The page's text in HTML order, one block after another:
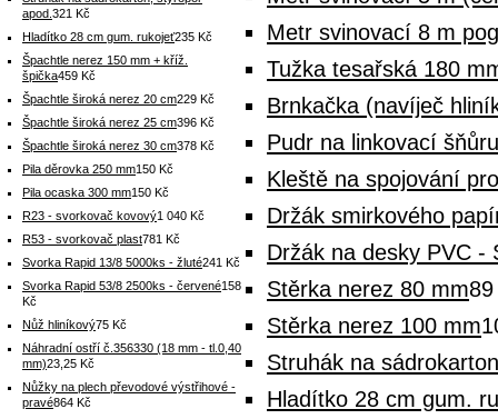
Metr svinovací 8 m
Tužka tesařská 180
Brnkačka (navíječ
Pudr na linkovací
Kleště na spojování
Držák smirkového
Držák na desky PVC -
Stěrka nerez 80 mm
Stěrka nerez 100 mm
Struhák na
Hladítko 28 cm gum.
apod. 321 Kč
Hladítko 28 cm gum. rukojeť235 Kč
Špachtle nerez 150 mm + kříž.
špička459 Kč
Špachtle široká nerez 20 cm229 Kč
Špachtle široká nerez 25 cm396 Kč
Špachtle široká nerez 30 cm378 Kč
Pila děrovka 250 mm150 Kč
Pila ocaska 300 mm150 Kč
R23 - svorkovač kovový1 040 Kč
R53 - svorkovač plast781 Kč
Svorka Rapid 13/8 5000ks - žluté241 Kč
Svorka Rapid 53/8 2500ks - červené158
Kč
Nůž hliníkový75 Kč
Náhradní ostří č.356330 (18 mm - tl.0,40
mm)23,25 Kč
Nůžky na plech převodové výstřihové -
pravé864 Kč